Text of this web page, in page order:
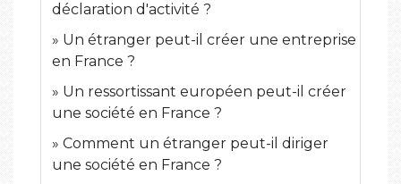
déclaration d'activité ?
Un étranger peut-il créer une entreprise
en France ?
Un ressortissant européen peut-il créer
une société en France ?
Comment un étranger peut-il diriger
une société en France ?